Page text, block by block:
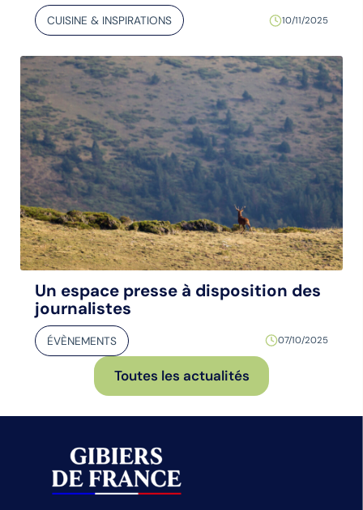
CUISINE & INSPIRATIONS 10/11/2025
Un espace presse à disposition des
journalistes
ÉVÈNEMENTS 07/10/2025
Toutes les actualités